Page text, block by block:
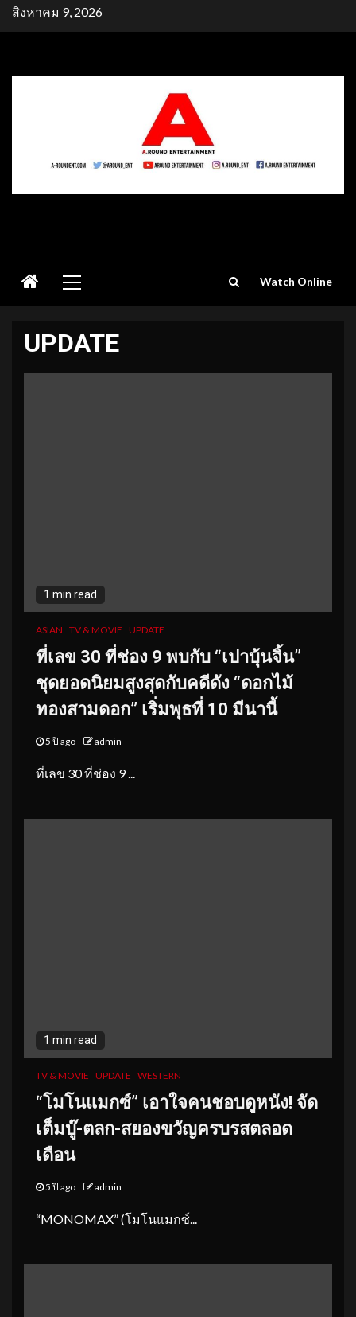
Skipสิงหาคม 9, 2026
Menu
Watch Online
UPDATE
1 min read
ASIAN TV & MOVIE UPDATE
ที่เลข 30 ที่ช่อง 9 พบกับ “เปาบุ้นจิ้น”
ชุดยอดนิยมสูงสุดกับคดีดัง “ดอกไม้
ทองสามดอก” เริ่มพุธที่ 10 มีนานี้
5 ปี ago admin
ที่เลข 30 ที่ช่อง 9 ...
1 min read
TV & MOVIE UPDATE WESTERN
“โมโนแมกซ์” เอาใจคนชอบดูหนัง! จัด
เต็มบู๊-ตลก-สยองขวัญครบรสตลอด
เดือน
5 ปี ago admin
“MONOMAX” (โมโนแมกซ์...